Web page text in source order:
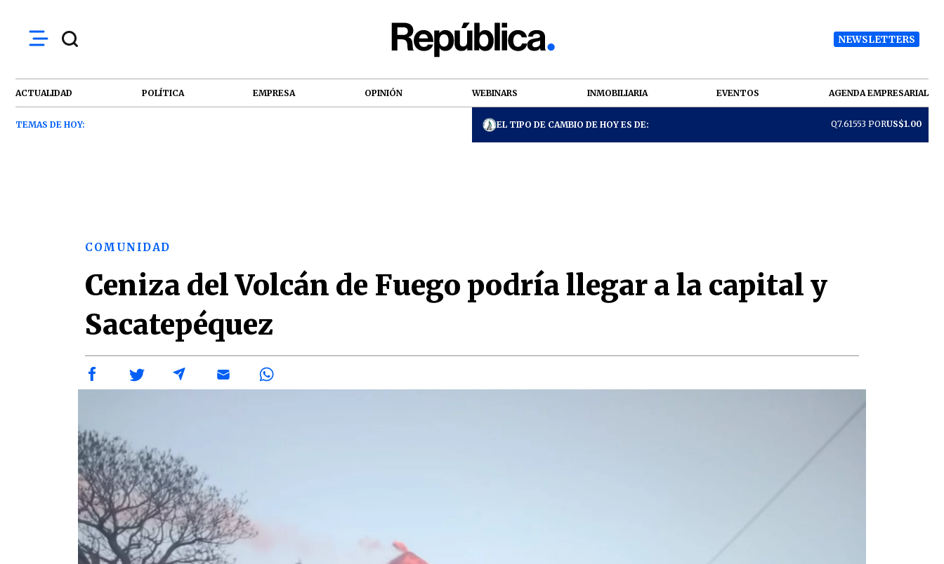
NEWSLETTERS
ACTUALIDAD POLÍTICA EMPRESA OPINIÓN WEBINARS INMOBILIARIA EVENTOS AGENDA EMPRESARIAL
TEMAS DE HOY: EL TIPO DE CAMBIO DE HOY ES DE: Q7.61553 PORUS$1.00
COMUNIDAD
Ceniza del Volcán de Fuego podría llegar a la capital y
Sacatepéquez